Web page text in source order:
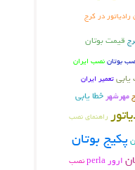
رادیاتور در کرج
قیمت بوتان
بوتاننصب ایران
تعمیر ایران
مهرشهر خطا یابی
راهنمای نصب
پکیج بوتان
ارور perla
نصب